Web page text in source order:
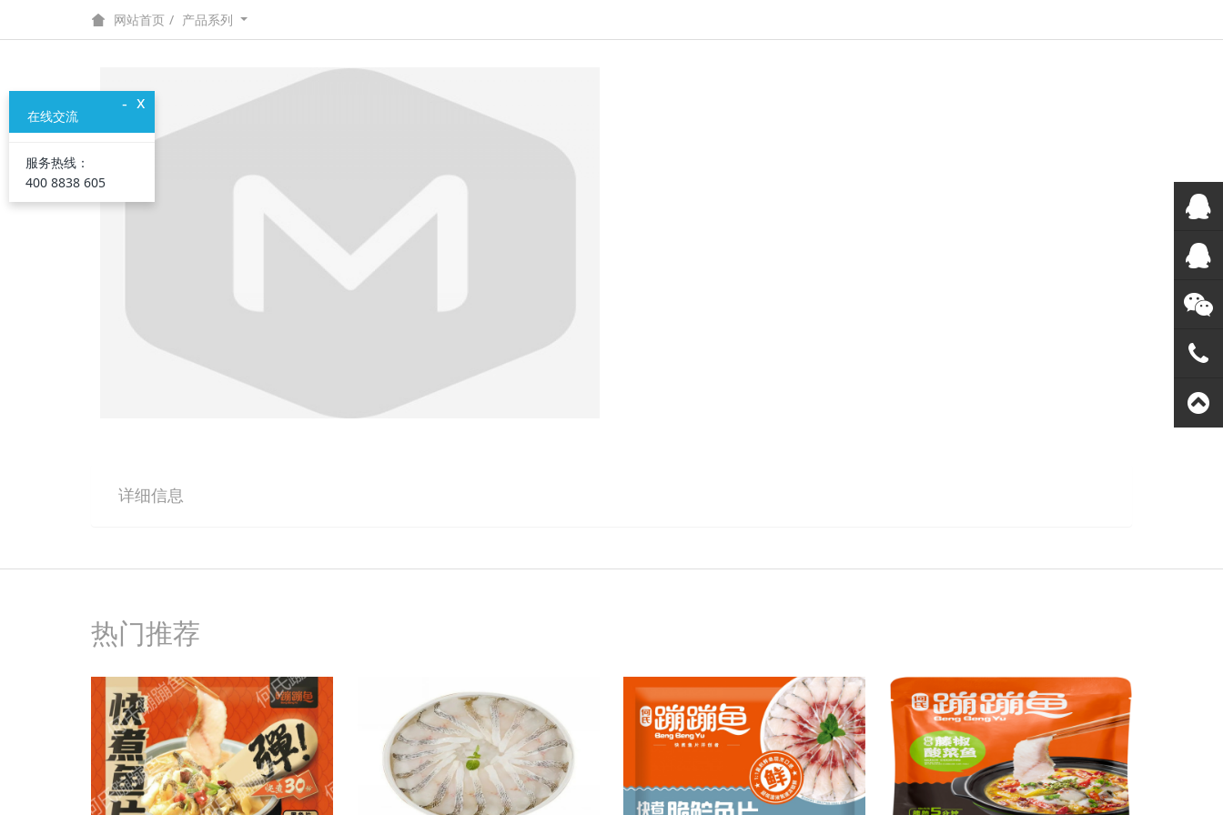
网站首页 产品系列
详细信息
热门推荐
x
-
在线交流
服务热线：
400 8838 605
在线客
服
QQ客服
微信客